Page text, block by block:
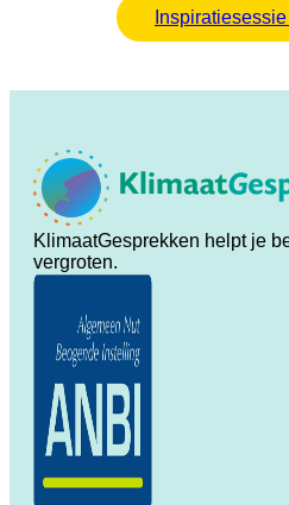
KlimaatGesprekken helpt je
vergroten.